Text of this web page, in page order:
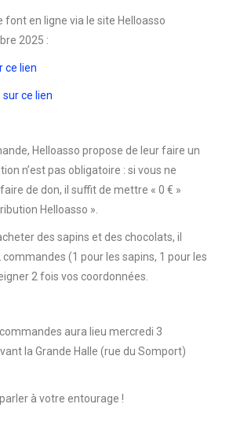
font en ligne via le site Helloasso
2025 :
ce lien
sur ce lien
Helloasso propose de leur faire un
n’est pas obligatoire : si vous ne
de don, il suffit de mettre « 0 € »
Helloasso ».
des sapins et des chocolats, il
(1 pour les sapins, 1 pour les
2 fois vos coordonnées.
aura lieu mercredi 3
la Grande Halle (rue du Somport)
à votre entourage !